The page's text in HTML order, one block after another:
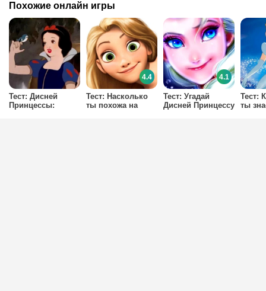
Похожие онлайн игры
Тест: Дисней
Принцессы:
Тест: Насколько
ты похожа на
4.4
Тест: Угадай
Дисней Принцессу
4.1
Тест:
ты